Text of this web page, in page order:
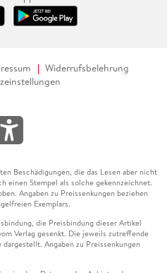
Widerrufsbelehrung
Beschädigungen, die das Lesen aber nicht
einen Stempel als solche gekennzeichnet.
Angaben zu Preissenkungen beziehen
Exemplars.
die Preisbindung dieser Artikel
Verlag gesenkt. Die jeweils zutreffende
Angaben zu Preissenkungen